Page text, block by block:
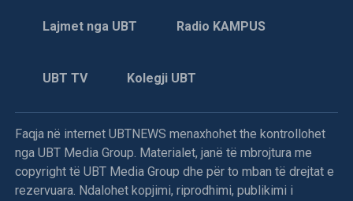
Lajmet nga UBT Radio KAMPUS
UBT TV Kolegji UBT
Faqja në internet UBTNEWS menaxhohet the kontrollohet
nga UBT Media Group. Materialet, janë të mbrojtura me
copyright të UBT Media Group dhe për to mban të drejtat e
rezervuara. Ndalohet kopjimi, riprodhimi, publikimi i